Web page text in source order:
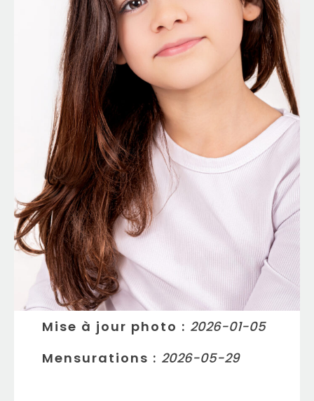
Mise à jour photo : 2026-01-05
Mensurations : 2026-05-29